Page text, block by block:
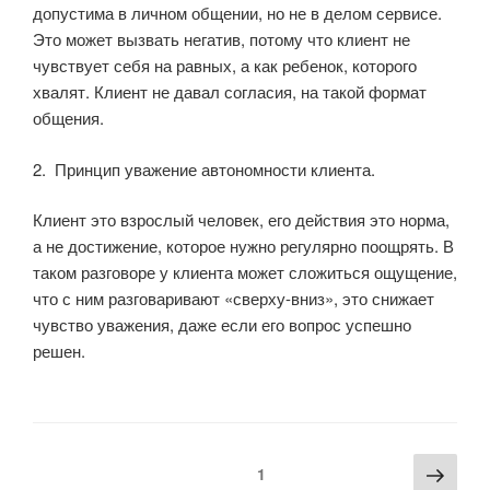
допустима в личном общении, но не в делом сервисе.
Это может вызвать негатив, потому что клиент не
чувствует себя на равных, а как ребенок, которого
хвалят. Клиент не давал согласия, на такой формат
общения.
2. Принцип уважение автономности клиента.
Клиент это взрослый человек, его действия это норма,
а не достижение, которое нужно регулярно поощрять. В
таком разговоре у клиента может сложиться ощущение,
что с ним разговаривают «сверху-вниз», это снижает
чувство уважения, даже если его вопрос успешно
решен.
1